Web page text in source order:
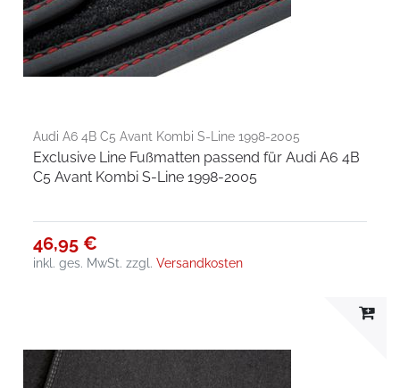
Audi A6 4B C5 Avant Kombi S-Line 1998-2005
Exclusive Line Fußmatten passend für Audi A6 4B
C5 Avant Kombi S-Line 1998-2005
46,95 €
inkl. ges. MwSt. zzgl.Versandkosten